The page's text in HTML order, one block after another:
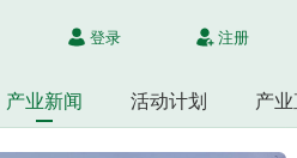
登录 注册
产业新闻 活动计划 产